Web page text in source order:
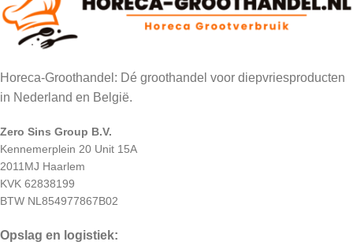
Horeca-Groothandel: Dé groothandel voor diepvriesproducten
in Nederland en België.
Zero Sins Group B.V.
Kennemerplein 20 Unit 15A
2011MJ Haarlem
KVK 62838199
BTW NL854977867B02
Opslag en logistiek: